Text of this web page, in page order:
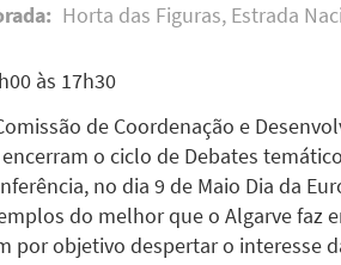
Horta das Figuras, Estrada
às 17h30
de Coordenação e
o ciclo de Debates
no dia 9 de Maio Dia da
do melhor que o Algarve faz
por objetivo despertar o interesse